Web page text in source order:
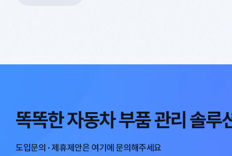
똑똑한 자동차 부품 관리 솔루
도입문의 · 제휴제안은 여기에 문의해주세요